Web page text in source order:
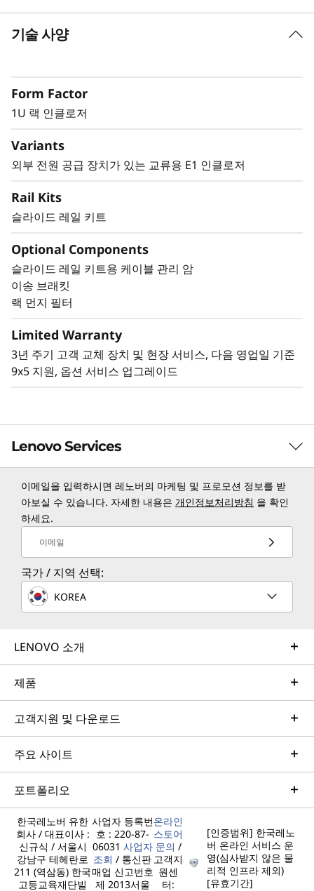
조밀한 1U 랙 마운트 솔루션
환경에 SE350을 구축할 수 있습니다.
보안 및 보호
으로의 우발적인 접근을 방지하기 위해 이송 브래
킷 및 랙 먼지 필터를 지원합니다
기타 SE350용 마운팅 솔루션
다양한 방법으로 SE350을 장착할 수 있습니다.
Lenovo 프레스 제품 가이드에서 이러한 기타 장착
솔루션을 살펴보세요.
E2 인클로저(짧은 깊이 인클로저)
데스크탑 마운트
DIN 마운트
스택 마운트
기술 사양
Form Factor
1U 랙 인클로저
Variants
외부 전원 공급 장치가 있는 교류용 E1 인클로저
Rail Kits
슬라이드 레일 키트
Optional Components
슬라이드 레일 키트용 케이블 관리 암
이송 브래킷
랙 먼지 필터
Limited Warranty
3년 주기 고객 교체 장치 및 현장 서비스, 다음 영업일 기준
9x5 지원, 옵션 서비스 업그레이드
Lenovo Services
TruScale Services
Leverage real-time monitoring, 24x7 incident response,
and problem resolution, all through a single point of
contact. Quarterly health checks ensure ongoing
optimization and business innovation. Lenovo provides
remote active monitoring of hardware in the
customer’s data center, enabling ongoing performance
Learn more
AI Services
Get from an idea to a pre-production AI solution in just
leveraging accelerators like NVIDIA NIMs, Lenovo AI
Fast Start for Enterprise accelerates use case
development and platform readiness for AI
deployment at scale.
Learn more
Managed Services
이메일을 입력하시면 레노버의 마케팅 및 프로모션 정보를 받
아보실 수 있습니다. 자세한 내용은 개인정보처리방침 을 확인
하세요.
이메일
국가 / 지역 선택:
KOREA
LENOVO 소개
제품
고객지원 및 다운로드
주요 사이트
포트폴리오
한국레노버 유한
회사 / 대표이사 :
신규식 / 서울시
강남구 테헤란로
211 (역삼동) 한국
고등교육재단빌
사업자 등록번
호 : 220-87-
06031 사업자
조회 / 통신판
매업 신고번호
제 2013서울
온라인
스토어
문의 /
고객지
원센
터:
[인증범위] 한국레노
버 온라인 서비스 운
영(심사받지 않은 물
리적 인프라 제외)
[유효기간]